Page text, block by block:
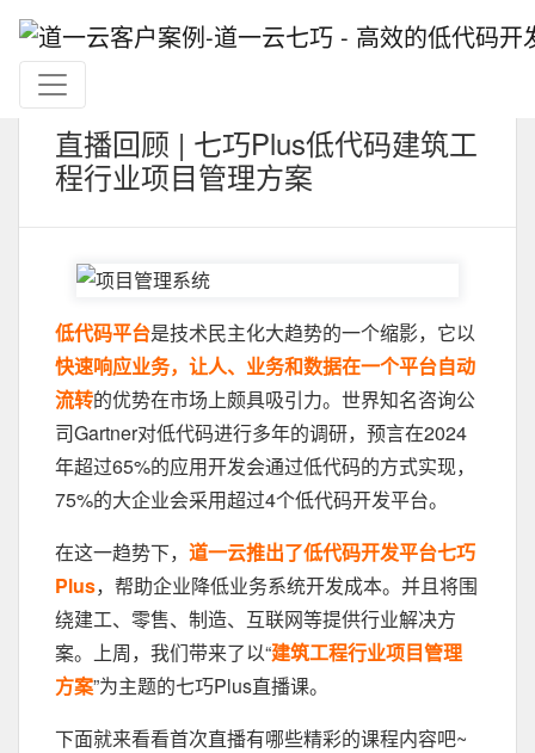
直播回顾 | 七巧Plus低代码建筑工
程行业项目管理方案
低代码平台是技术民主化大趋势的一个缩影，它以
快速响应业务，让人、业务和数据在一个平台自动
流转的优势在市场上颇具吸引力。世界知名咨询公
司Gartner对低代码进行多年的调研，预言在2024
年超过65%的应用开发会通过低代码的方式实现，
75%的大企业会采用超过4个低代码开发平台。
在这一趋势下， 道一云推出了低代码开发平台七巧
Plus，帮助企业降低业务系统开发成本。并且将围
绕建工、零售、制造、互联网等提供行业解决方
案。上周，我们带来了以“建筑工程行业项目管理
方案”为主题的七巧Plus直播课。
下面就来看看首次直播有哪些精彩的课程内容吧~